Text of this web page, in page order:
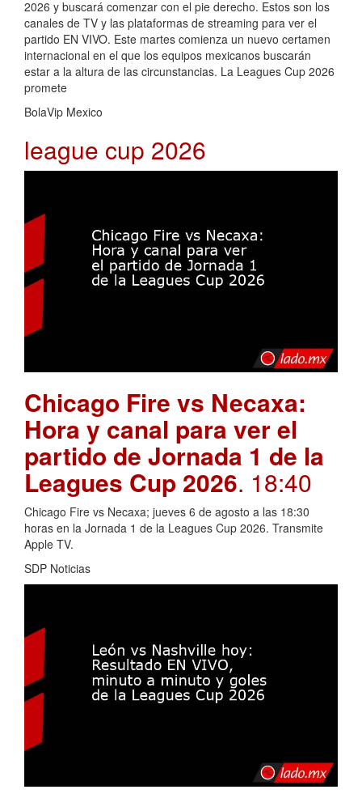
2026 y buscará comenzar con el pie derecho. Estos son los
canales de TV y las plataformas de streaming para ver el
partido EN VIVO. Este martes comienza un nuevo certamen
internacional en el que los equipos mexicanos buscarán
estar a la altura de las circunstancias. La Leagues Cup 2026
promete
BolaVip Mexico
league cup 2026
Chicago Fire vs Necaxa:
Hora y canal para ver el
partido de Jornada 1 de la
Leagues Cup 2026. 18:40
Chicago Fire vs Necaxa; jueves 6 de agosto a las 18:30
horas en la Jornada 1 de la Leagues Cup 2026. Transmite
Apple TV.
SDP Noticias